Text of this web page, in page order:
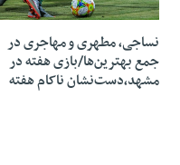
12 مه 2019
نساجی، مطهری و مهاجری در
جمع بهترین‌ها/بازی هفته در
مشهد،دست‌نشان ناکام هفته